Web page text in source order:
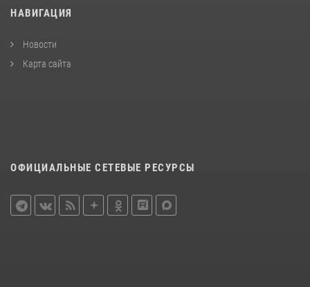
НАВИГАЦИЯ
Новости
Карта сайта
ОФИЦИАЛЬНЫЕ СЕТЕВЫЕ РЕСУРСЫ